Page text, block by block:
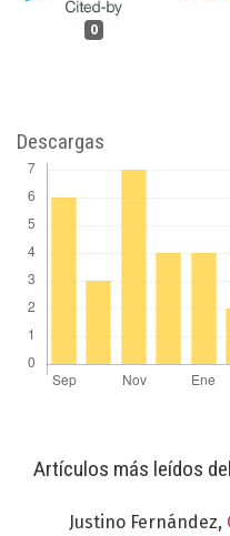
0
Descargas
Artículos más leídos
Justino Fernández,